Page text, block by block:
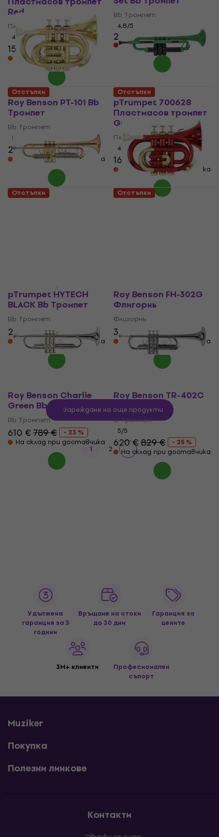
Red
Пластмасов тромпет
4,8/5
150 € 189 €
- 21 %
На път
Bb Тромпет
4,8/5
299 €
Само по поръчка
Roy Benson PT-101 Bb
Тромпет
Bb Тромпет
5
282 €359 €
- 21 %
На склад при доставчика
pTrumpet 700628
Пластмасов тромпет
Green
Пластмасов тромпет
4,8 /5
168 €189 €
- 11 %
На склад при доставчика
Отстъпки Отстъпки
Отстъпки
pTrumpet HYTECH
BLACK Bb Тромпет
Bb Тромпет
204 €229 €
На склад при доставчика
Отстъпки
Roy Benson FH-302G
Флигорнь
Флигорнь
391 €629 €
На склад при доставчика
Roy Benson Charlie
Green Bb Тромпет
Bb Тромпет
610 €789 €
- 23 %
На склад при доставчика
Roy Benson TR-402C
С Тромпет
С Тромпет
5/5
620 €829 €
- 25 %
На склад при доставчика
Зареждане на още продукти
1 2
Удължена
гаранция за 3
години
Връщане на стоки
до 30 дни
Гаранция за
цените
3M+ клиенти
Професионален
съпорт
Muziker
Покупка
Полезни линкове
Контакти